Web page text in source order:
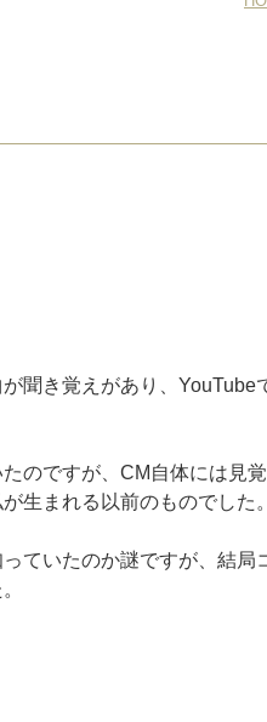
聞き覚えがあり、
のですが、CM自体には見
生まれる以前のものでした。
ていたのか謎ですが、結